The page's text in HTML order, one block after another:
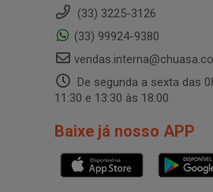
(33) 3225-3126
(33) 99924-9380
De segunda a sexta das
11:30 e 13:30 às 18:00
Baixe já nosso APP